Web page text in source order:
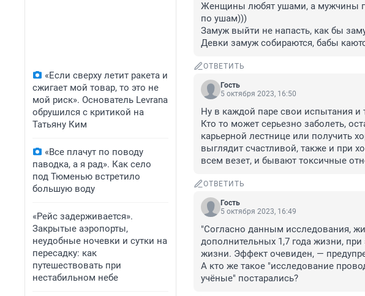
«Если сверху летит ракета и
сжигает мой товар, то это не
мой риск». Основатель Levrana
обрушился с критикой на
Татьяну Ким
«Все плачут по поводу
паводка, а я рад». Как село
под Тюменью встретило
большую воду
«Рейс задерживается».
Закрытые аэропорты,
неудобные ночевки и сутки на
пересадку: как
путешествовать при
нестабильном небе
Женщины любят ушами, а мужчины
по ушам)))
Замуж выйти не напасть, как бы
Девки замуж собираются, бабы
ОТВЕТИТЬ
Гость
5 октября 2023, 16:50
Ну в каждой паре свои испытания и
Кто то может серьезно заболеть,
карьерной лестнице или получить
выглядит счастливой, также и при
всем везет, и бывают токсичные
ОТВЕТИТЬ
Гость
5 октября 2023, 16:49
"Согласно данным исследования,
дополнительных 1,7 года жизни, при
жизни. Эффект очевиден, —
А кто же такое "исследование
учёные" постарались?